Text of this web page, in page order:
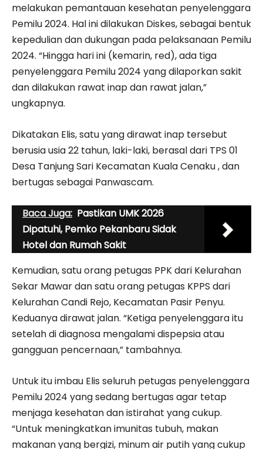
melakukan pemantauan kesehatan penyelenggara
Pemilu 2024. Hal ini dilakukan Diskes, sebagai bentuk
kepedulian dan dukungan pada pelaksanaan Pemilu
2024. “Hingga hari ini (kemarin, red), ada tiga
penyelenggara Pemilu 2024 yang dilaporkan sakit
dan dilakukan rawat inap dan rawat jalan,”
ungkapnya.
Dikatakan Elis, satu yang dirawat inap tersebut
berusia usia 22 tahun, laki-laki, berasal dari TPS 01
Desa Tanjung Sari Kecamatan Kuala Cenaku , dan
bertugas sebagai Panwascam.
Baca Juga: Pastikan UMK 2026
Dipatuhi, Pemko Pekanbaru Sidak
Hotel dan Rumah Sakit
Kemudian, satu orang petugas PPK dari Kelurahan
Sekar Mawar dan satu orang petugas KPPS dari
Kelurahan Candi Rejo, Kecamatan Pasir Penyu.
Keduanya dirawat jalan. “Ketiga penyelenggara itu
setelah di diagnosa mengalami dispepsia atau
gangguan pencernaan,” tambahnya.
Untuk itu imbau Elis seluruh petugas penyelenggara
Pemilu 2024 yang sedang bertugas agar tetap
menjaga kesehatan dan istirahat yang cukup.
“Untuk meningkatkan imunitas tubuh, makan
makanan yang bergizi, minum air putih yang cukup